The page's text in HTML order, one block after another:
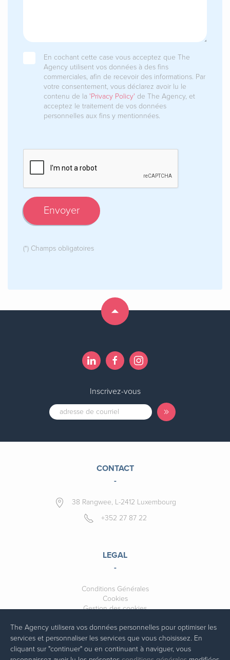
En cochant cette case vous acceptez que The
Agency utilisent vos données à des fins
commerciales, afin de recevoir des informations. Par
votre consentement, vous déclarez avoir lu le
contenu de la 'Privacy Policy' de The Agency, et
acceptez le traitement de vos données
personnelles aux fins y mentionnées.
Envoyer
(*) Champs obligatoires
Inscrivez-vous
CONTACT
-
38 Rangwee, L-2412 Luxembourg
+352 27 87 22
LEGAL
-
Conditions Générales
Cookies
Gestion des cookies
The Agency utilisera vos données personnelles pour optimiser les
services et personnaliser les services que vous choisissez. En
cliquant sur "continuer" ou en continuant à naviguer, vous